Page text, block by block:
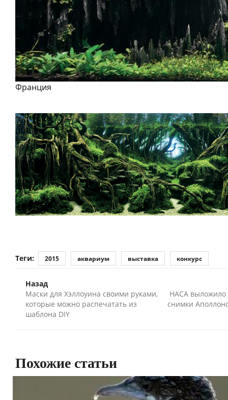
Франция
Теги: 2015 аквариум выставка конкурс
Назад
Маски для Хэллоуина своими руками,
которые можно распечатать из
шаблона DIY
НАСА выложило
снимки
Похожие статьи